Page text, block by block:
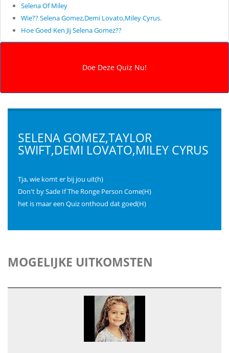
Selena Of Miley
Wie?? Selena Gomez,Demi Lovato,Miley Cyrus.
Hoe Goed Ken Jij Selena Gomez??
SELENA GOMEZ,TAYLOR
SWIFT,DEMI LOVATO,MILEY CYRUS
Tja, wie komt er bij jou uit(h)
Don't by Sade If The Ronge Person Come(H)
het is maar een Quiz onthoud dat goed(H)
MOGELIJKE UITKOMSTEN